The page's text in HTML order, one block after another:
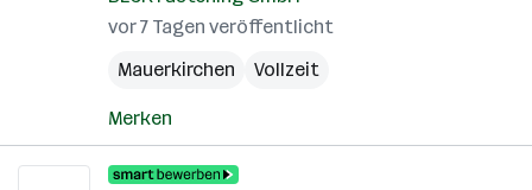
vor 7 Tagen veröffentlicht
Mauerkirchen
Vollzeit
Merken